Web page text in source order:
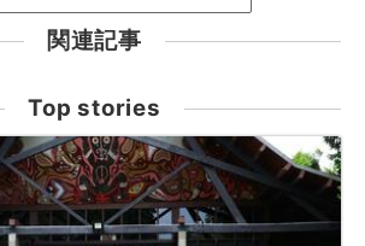
関連記事
Top stories